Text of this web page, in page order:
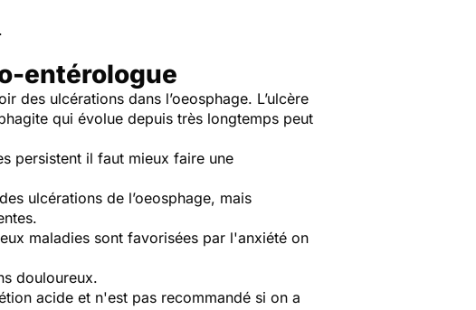
entérologue
des ulcérations dans l’oeosphage. L’ulcère
qui évolue depuis très longtemps peut
persistent il faut mieux faire une
ulcérations de l’oeosphage, mais
maladies sont favorisées par l'anxiété on
douloureux.
acide et n'est pas recommandé si on a